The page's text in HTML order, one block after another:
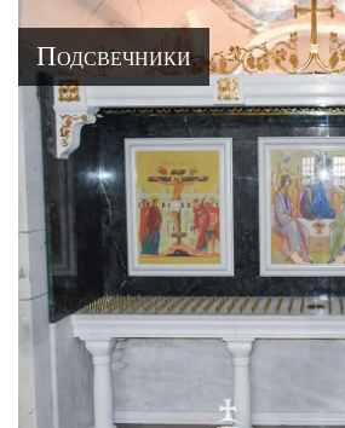
Подсвечники